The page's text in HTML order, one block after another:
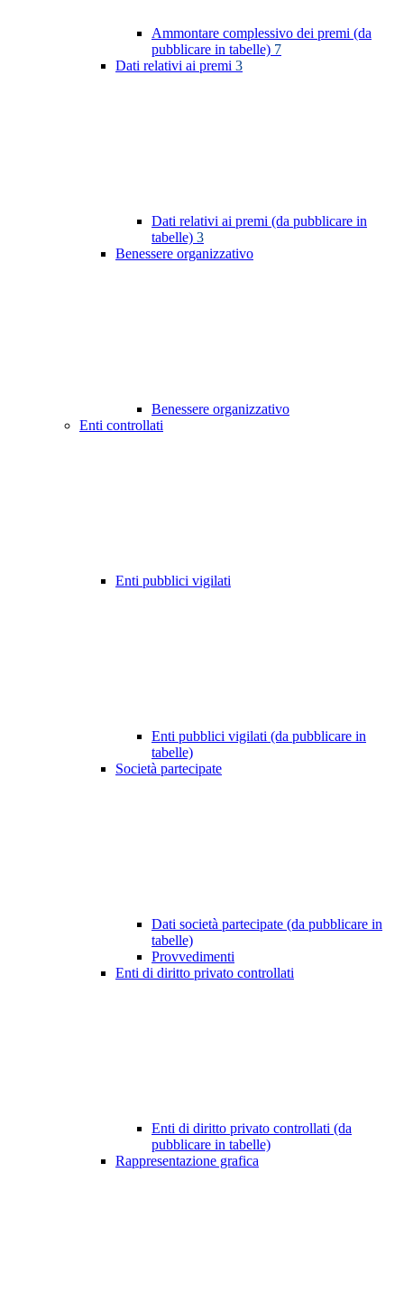
Ammontare complessivo dei premi (da
pubblicare in tabelle) 7
Dati relativi ai premi 3
Dati relativi ai premi (da pubblicare in
tabelle) 3
Benessere organizzativo
Benessere organizzativo
Enti controllati
Enti pubblici vigilati
Enti pubblici vigilati (da pubblicare in
tabelle)
Società partecipate
Dati società partecipate (da pubblicare in
tabelle)
Provvedimenti
Enti di diritto privato controllati
Enti di diritto privato controllati (da
pubblicare in tabelle)
Rappresentazione grafica